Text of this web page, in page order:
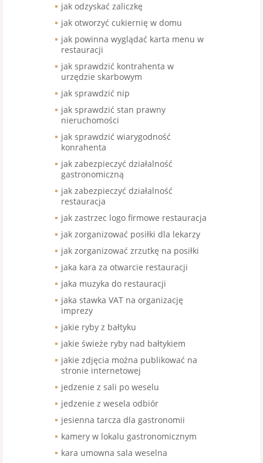
jak odzyskać zaliczkę
jak otworzyć cukiernię w domu
jak powinna wyglądać karta menu w
restauracji
jak sprawdzić kontrahenta w
urzędzie skarbowym
jak sprawdzić nip
jak sprawdzić stan prawny
nieruchomości
jak sprawdzić wiarygodność
konrahenta
jak zabezpieczyć działalność
gastronomiczną
jak zabezpieczyć działalność
restauracja
jak zastrzec logo firmowe restauracja
jak zorganizować posiłki dla lekarzy
jak zorganizować zrzutkę na posiłki
jaka kara za otwarcie restauracji
jaka muzyka do restauracji
jaka stawka VAT na organizację
imprezy
jakie ryby z bałtyku
jakie świeże ryby nad bałtykiem
jakie zdjęcia można publikować na
stronie internetowej
jedzenie z sali po weselu
jedzenie z wesela odbiór
jesienna tarcza dla gastronomii
kamery w lokalu gastronomicznym
kara umowna sala weselna